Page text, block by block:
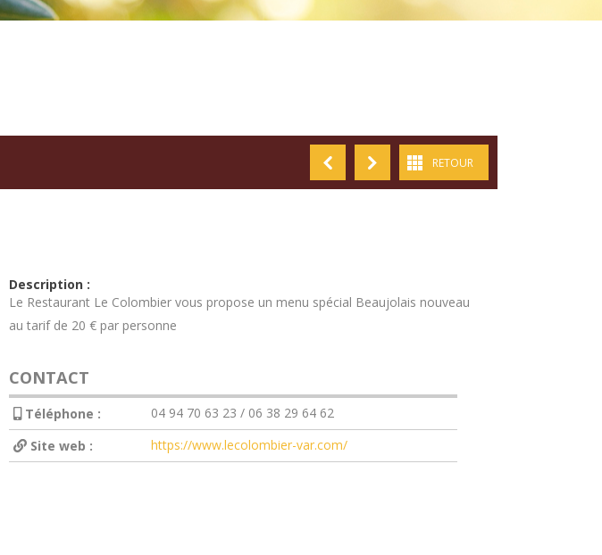
RETOUR
Description :
Le Restaurant Le Colombier vous propose un menu spécial Beaujolais nouveau
au tarif de 20 € par personne
CONTACT
Téléphone :
04 94 70 63 23 / 06 38 29 64 62
Site web :
https://www.lecolombier-var.com/